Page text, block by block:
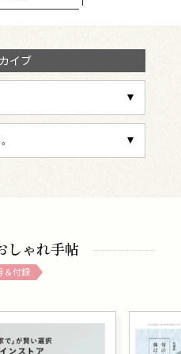
イブ
しゃれ手帖
＆付録